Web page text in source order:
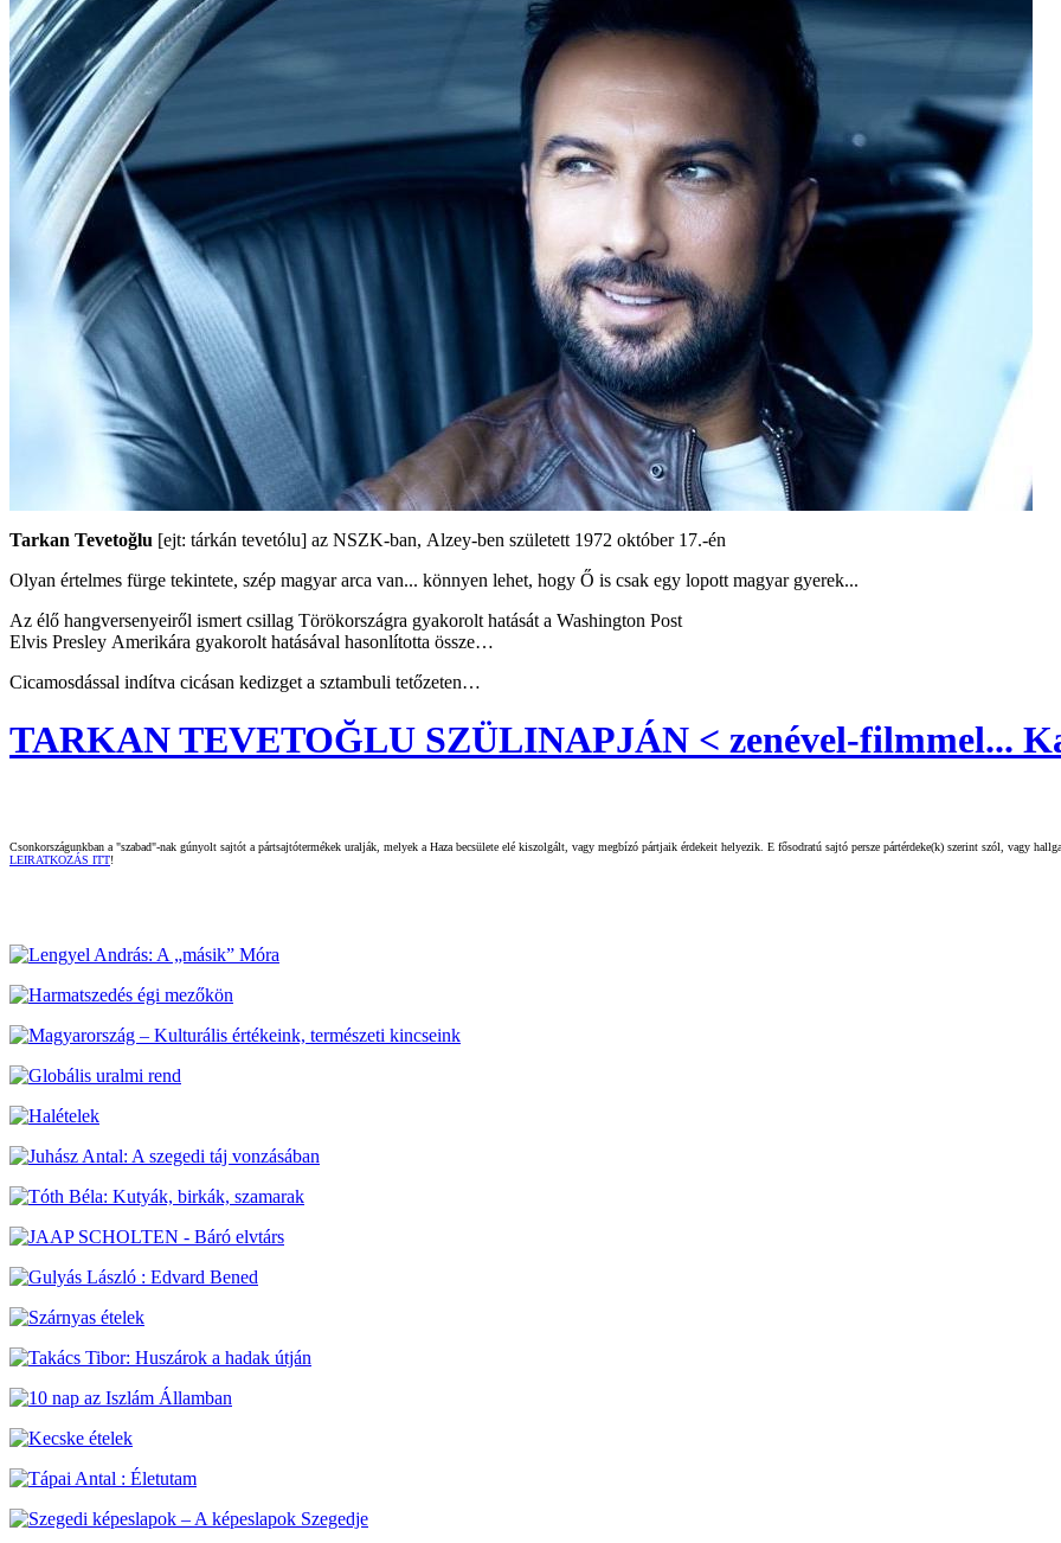
Tarkan Tevetoğlu [ejt: tárkán tevetólu] az NSZK-ban, Alzey-ben született 1972 október 17.-én
Olyan értelmes fürge tekintete, szép magyar arca van... könnyen lehet, hogy Ő is csak egy lopott magyar gyerek...
Az élő hangversenyeiről ismert csillag Törökországra gyakorolt hatását a Washington Post
Elvis Presley Amerikára gyakorolt hatásával hasonlította össze…
Cicamosdással indítva cicásan kedizget a sztambuli tetőzeten…
TARKAN TEVETOĞLU SZÜLINAPJÁN < zenével-filmmel...
Csonkországunkban a "szabad"-nak gúnyolt sajtót a pártsajtótermékek uralják, melyek a Haza becsülete elé kiszolgált, vagy megbízó pártjaik érdekeit helyezik. E fősodratú sajtó persze pártérdeke(k) szerint szól, vagy
LEIRATKOZÁS ITT!